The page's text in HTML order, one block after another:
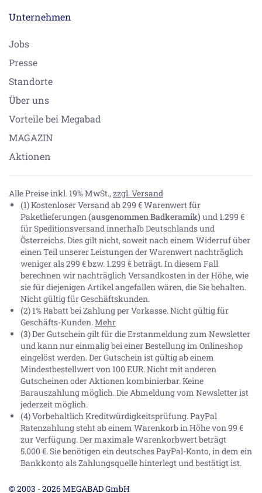
Unternehmen
Jobs
Presse
Standorte
Über uns
Vorteile bei Megabad
MAGAZIN
Aktionen
Alle Preise inkl. 19% MwSt., zzgl. Versand
(1) Kostenloser Versand ab 299 € Warenwert für
Paketlieferungen(ausgenommen Badkeramik) und 1.299 €
für Speditionsversand innerhalb Deutschlands und
Österreichs. Dies gilt nicht, soweit nach einem Widerruf über
einen Teil unserer Leistungen der Warenwert nachträglich
weniger als 299 € bzw. 1.299 € beträgt. In diesem Fall
berechnen wir nachträglich Versandkosten in der Höhe, wie
sie für diejenigen Artikel angefallen wären, die Sie behalten.
Nicht gültig für Geschäftskunden.
(2) 1% Rabatt bei Zahlung per Vorkasse. Nicht gültig für
Geschäfts-Kunden.Mehr
(3) Der Gutschein gilt für die Erstanmeldung zum Newsletter
und kann nur einmalig bei einer Bestellung im Onlineshop
eingelöst werden. Der Gutschein ist gültig ab einem
Mindestbestellwert von 100 EUR. Nicht mit anderen
Gutscheinen oder Aktionen kombinierbar. Keine
Barauszahlung möglich. Die Abmeldung vom Newsletter ist
jederzeit möglich.
(4) Vorbehaltlich Kreditwürdigkeitsprüfung. PayPal
Ratenzahlung steht ab einem Warenkorb in Höhe von99 €
zur Verfügung. Der maximale Warenkorbwert beträgt
5.000 €. Sie benötigen ein deutsches PayPal-Konto, in dem ein
Bankkonto als Zahlungsquelle hinterlegt und bestätigt ist.
© 2003 - 2026 MEGABAD GmbH